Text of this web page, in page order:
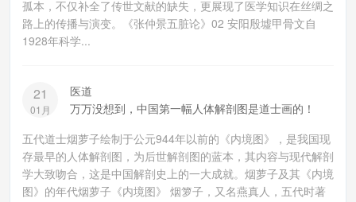
孤本，不仅补全了传世文献的缺失，更展现了医学知识在丝绸之
路上的传播与演变。《张仲景五脏论》02 安阳殷墟甲骨文自
1928年科学...
21
01月
医道
万万没想到，中国第一幅人体解剖图是道士画的！
五代道士烟萝子绘制于公元944年以前的《内境图》，是我国现
存最早的人体解剖图，为后世解剖图的蓝本，其内容与现代解剖
学大致吻合，这是中国解剖史上的一大成就。烟萝子及其《内境
图》的年代烟萝子《内境图》 烟箩子，又名燕真人，五代时著